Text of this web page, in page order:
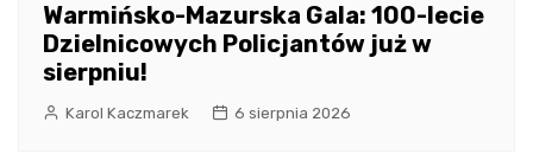
Warmińsko-Mazurska Gala: 100-lecie
Dzielnicowych Policjantów już w
sierpniu!
Karol Kaczmarek 6 sierpnia 2026